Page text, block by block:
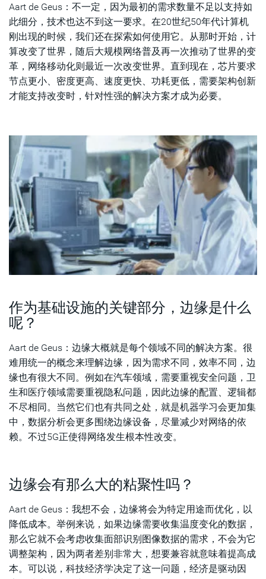
Aart de Geus：不一定，因为最初的需求数量不足以支持如
此细分，技术也达不到这一要求。在20世纪50年代计算机
刚出现的时候，我们还在探索如何使用它。从那时开始，计
算改变了世界，随后大规模网络普及再一次推动了世界的变
革，网络移动化则最近一次改变世界。直到现在，芯片要求
节点更小、密度更高、速度更快、功耗更低，需要架构创新
才能支持改变时，针对性强的解决方案才成为必要。
作为基础设施的关键部分，边缘是什么
呢？
Aart de Geus：边缘大概就是每个领域不同的解决方案。很
难用统一的概念来理解边缘，因为需求不同，效率不同，边
缘也有很大不同。例如在汽车领域，需要重视安全问题，卫
生和医疗领域需要重视隐私问题，因此边缘的配置、逻辑都
不尽相同。当然它们也有共同之处，就是机器学习会更加集
中，数据分析会更多围绕边缘设备，尽量减少对网络的依
赖。不过5G正使得网络发生根本性改变。
边缘会有那么大的粘聚性吗？
Aart de Geus：我想不会，边缘将会为特定用途而优化，以
降低成本。举例来说，如果边缘需要收集温度变化的数据，
那么它就不会考虑收集面部识别图像数据的需求，不会为它
调整架构，因为两者差别非常大，想要兼容就意味着提高成
本。可以说，科技经济学决定了这一问题，经济是驱动因